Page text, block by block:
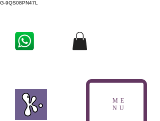
G-9QS08PN47L
ME
NU